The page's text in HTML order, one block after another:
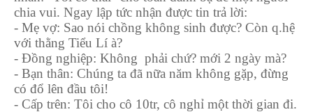
chia vui. Ngay lập tức nhận được tin trả lời:
- Mẹ vợ: Sao nói chồng không sinh được? Còn q.hệ
với thằng Tiểu Lí à?
- Đồng nghiệp: Không phải chứ? mới 2 ngày mà?
- Bạn thân: Chúng ta đã nữa năm không gặp, đừng
có đổ lên đầu tôi!
- Cấp trên: Tôi cho cô 10tr, cô nghỉ một thời gian đi.